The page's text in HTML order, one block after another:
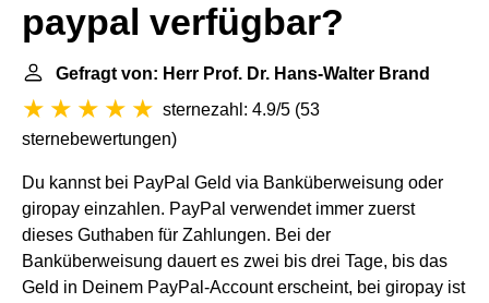
paypal verfügbar?
Gefragt von: Herr Prof. Dr. Hans-Walter Brand
sternezahl: 4.9/5 (53
sternebewertungen)
Du kannst bei PayPal Geld via Banküberweisung oder
giropay einzahlen. PayPal verwendet immer zuerst
dieses Guthaben für Zahlungen. Bei der
Banküberweisung dauert es zwei bis drei Tage, bis das
Geld in Deinem PayPal-Account erscheint, bei giropay ist